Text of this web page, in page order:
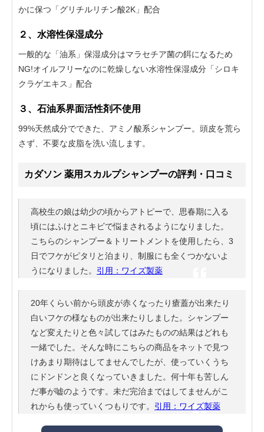
かに保つ「グリチルリチン酸2K」配合
２、水溶性保湿成分
一般的な「油系」保湿成分はマラセチア菌の餌になるため
NG!オイルフリーなのに乾燥しない水溶性保湿成分「シロキ
クラゲエキス」配合
３、石油系界面活性剤不使用
99%天然成分でできた、アミノ酸系シャンプー。頭皮を荒ら
さず、不要な皮脂を洗い流します。
カダソン 薬用スカルプシャンプーの評判・口コミ
高校生の娘は幼少の頃からアトピーで、思春期に入る
頃にはふけとニキビで悩まされるようになりました。
こちらのシャンプー＆トリートメントを使用したら、3
日でフケがピタリと泊まり、制服にも全くつかないよ
うになりました。 引用：ワイズ製薬
20年くらい前から頭皮が赤くなったり瘡蓋が出来たり
白いフケの様なものが出来たりしました。シャンプー
など変えたりと色々試してはみたものの結果はどれも
一緒でした。そんな時にこちらの商品をネットで見つ
けあまり期待はしてませんでしたが、使っていくうち
にドンドンと良くなっていきました。何十年も苦しん
だ事が嘘のようです。未だ完治まではしてませんがこ
れからも使っていくつもりです。 引用：ワイズ製薬